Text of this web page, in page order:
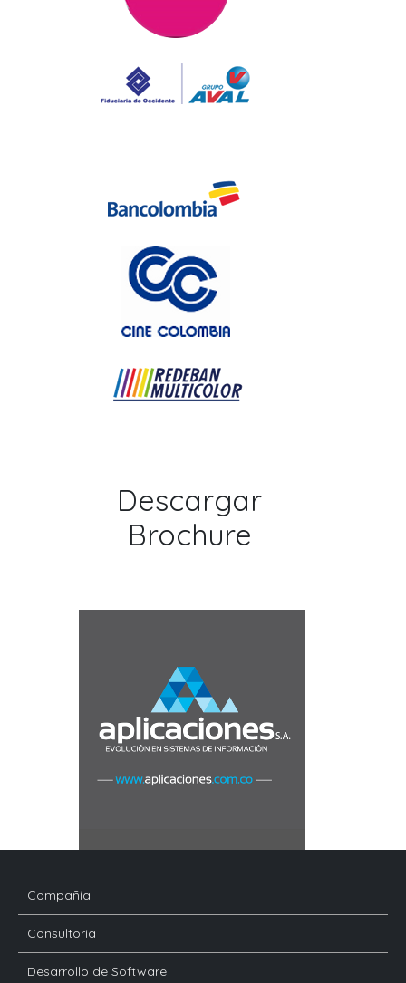
Descargar
Brochure
Compañía
Consultoría
Desarrollo de Software